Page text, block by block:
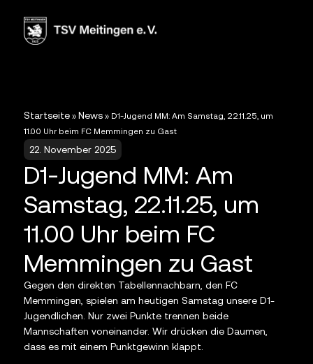
Startseite» News» D1-Jugend MM: Am Samstag, 22.11.25, um
11.00 Uhr beim FC Memmingen zu Gast
22. November 2025
D1-Jugend MM: Am
Samstag, 22.11.25, um
11.00 Uhr beim FC
Memmingen zu Gast
Gegen den direkten Tabellennachbarn, den FC
Memmingen, spielen am heutigen Samstag unsere D1-
Jugendlichen. Nur zwei Punkte trennen beide
Mannschaften voneinander. Wir drücken die Daumen,
dass es mit einem Punktgewinn klappt.